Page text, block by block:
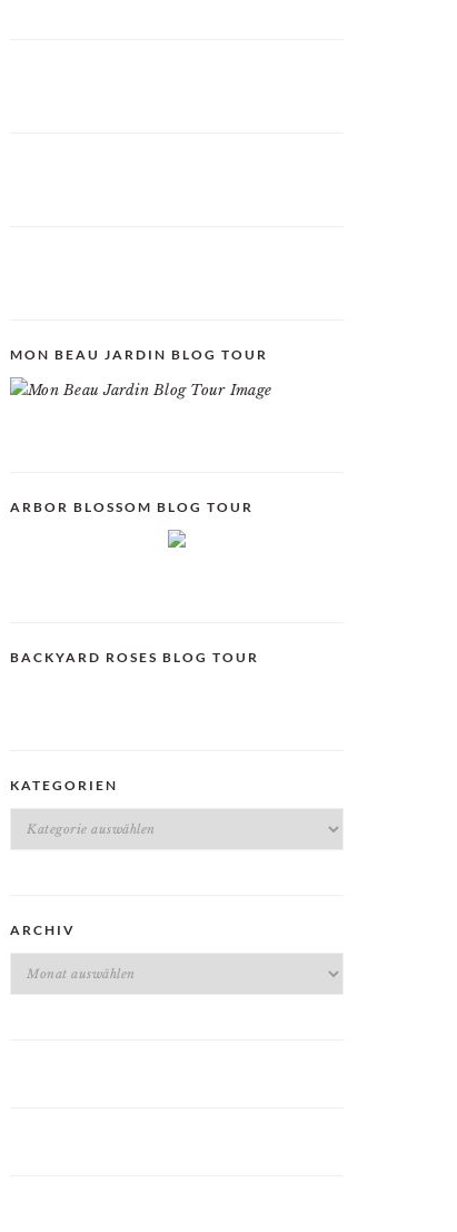
MON BEAU JARDIN BLOG TOUR
ARBOR BLOSSOM BLOG TOUR
BACKYARD ROSES BLOG TOUR
KATEGORIEN
Kategorien
ARCHIV
Archiv